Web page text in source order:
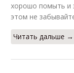
хорошо помыть и
этом не
Читать дальше →